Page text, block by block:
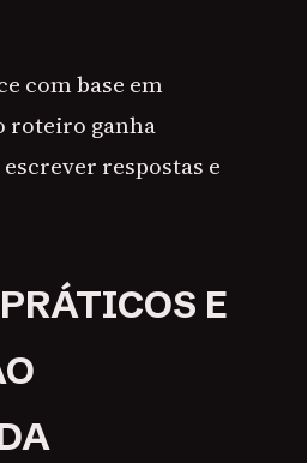
com base em
roteiro ganha
respostas e
E